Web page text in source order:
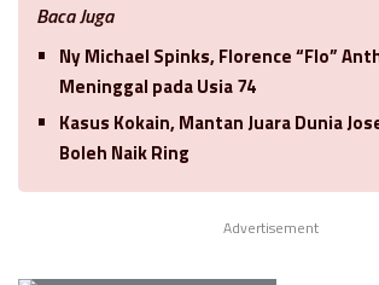
Baca Juga
Ny Michael Spinks, Florence “Flo”
Meninggal pada Usia 74
Kasus Kokain, Mantan Juara Dunia
Boleh Naik Ring
Advertisement